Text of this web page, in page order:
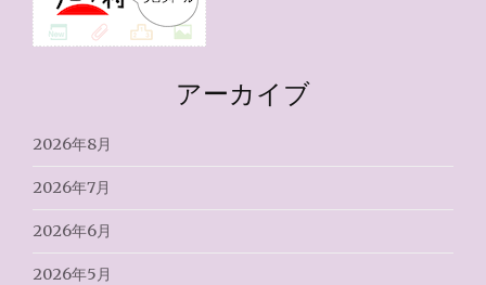
アーカイブ
2026年8月
2026年7月
2026年6月
2026年5月